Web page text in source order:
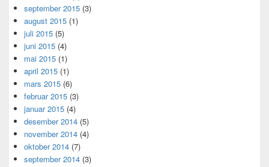
september 2015 (3)
august 2015 (1)
juli 2015 (5)
juni 2015 (4)
mai 2015 (1)
april 2015 (1)
mars 2015 (6)
februar 2015 (3)
januar 2015 (4)
desember 2014 (5)
november 2014 (4)
oktober 2014 (7)
september 2014 (3)